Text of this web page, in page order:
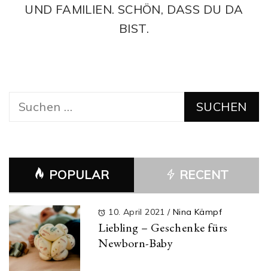
UND FAMILIEN. SCHÖN, DASS DU DA
BIST.
Suchen
POPULAR RECENT
10. April 2021/ Nina Kämpf
Liebling – Geschenke fürs
Newborn-Baby